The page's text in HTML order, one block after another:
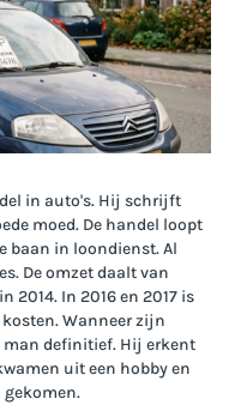
in auto's. Hij schrijft
moed. De handel loopt
baan in loondienst. Al
De omzet daalt van
2014. In 2016 en 2017 is
Wanneer zijn
man definitief. Hij erkent
uit een hobby en
gekomen.